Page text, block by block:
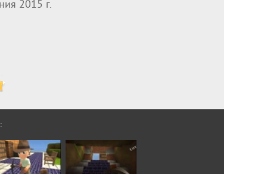
2015 г.